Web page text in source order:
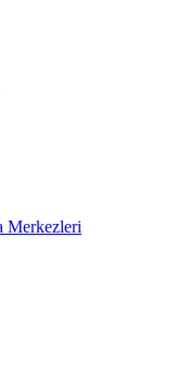
Merkezleri